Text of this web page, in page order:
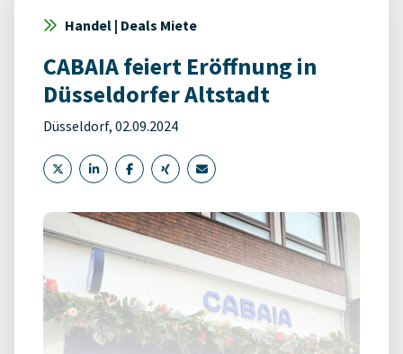
Handel | Deals Miete
CABAIA feiert Eröffnung in
Düsseldorfer Altstadt
Düsseldorf, 02.09.2024